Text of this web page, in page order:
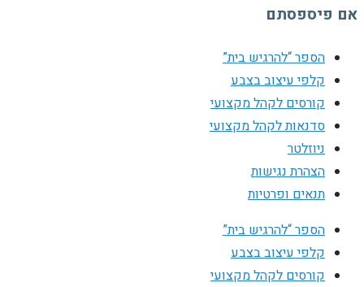
אם פיספסתם
הספר “להרגיש בית”
קלפי עיצוב בצבע
קורסים לקהל מקצועי
סדנאות לקהל מקצועי
ניוזלטר
הצהרת נגישות
תנאים ופרטיות
הספר “להרגיש בית”
קלפי עיצוב בצבע
קורסים לקהל מקצועי